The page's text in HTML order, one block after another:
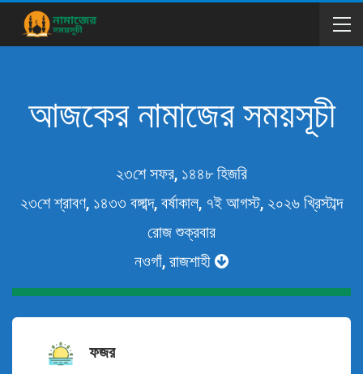
আজকের নামাজের সময়সূচী
২৩শে সফর, ১৪৪৮ হিজরি
২৩শে শ্রাবণ, ১৪৩৩ বঙ্গাব্দ, বর্ষাকাল, ৭ই আগস্ট, ২০২৬ খ্রিস্টাব্দ
রোজ শুক্রবার
নওগাঁ, রাজশাহী
ফজর